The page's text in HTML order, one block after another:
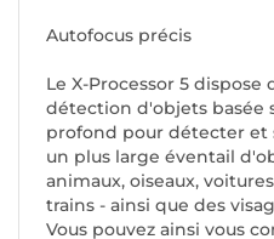
Autofocus précis
Le X-Processor 5 dispose
détection d'objets basée
profond pour détecter
un plus large éventail
animaux, oiseaux,
trains - ainsi que des
Vous pouvez ainsi vous